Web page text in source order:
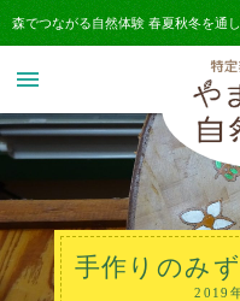
森でつながる自然体験 春夏秋冬を通
menu
手作りのみ
2019